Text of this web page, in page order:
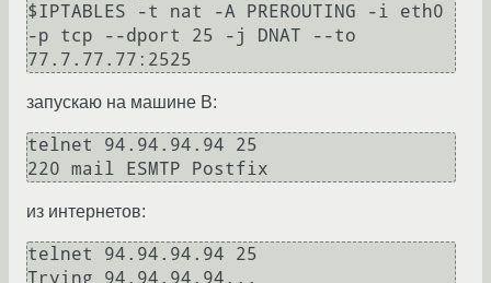
$IPTABLES -t nat -A PREROUTING -i eth0
-p tcp --dport 25 -j DNAT --to
запускаю на машине B:
telnet 94.94.94.94 25
из интернетов:
telnet 94.94.94.94 25
Trying 94.94.94.94...